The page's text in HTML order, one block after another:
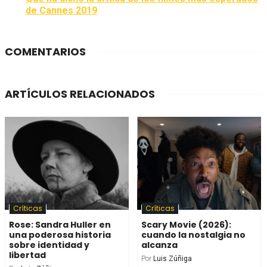
de Cannes 2019
COMENTARIOS
ARTÍCULOS RELACIONADOS
Críticas
Rose: Sandra Huller en
una poderosa historia
sobre identidad y
libertad
Críticas
Scary Movie (2026):
cuando la nostalgia no
alcanza
Por Luis Zúñiga